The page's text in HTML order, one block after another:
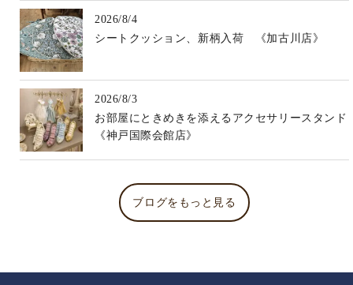
2026/8/4
シートクッション、新柄入荷 《加古川店》
2026/8/3
お部屋にときめきを添えるアクセサリースタンド
《神戸国際会館店》
ブログをもっと見る